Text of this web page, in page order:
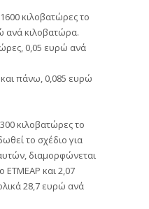
κιλοβατώρες το
ανά κιλοβατώρα.
0,05 ευρώ ανά
πάνω, 0,085 ευρώ
κιλοβατώρες το
το σχέδιο για
διαμορφώνεται
ΕΤΜΕΑΡ και 2,07
28,7 ευρώ ανά